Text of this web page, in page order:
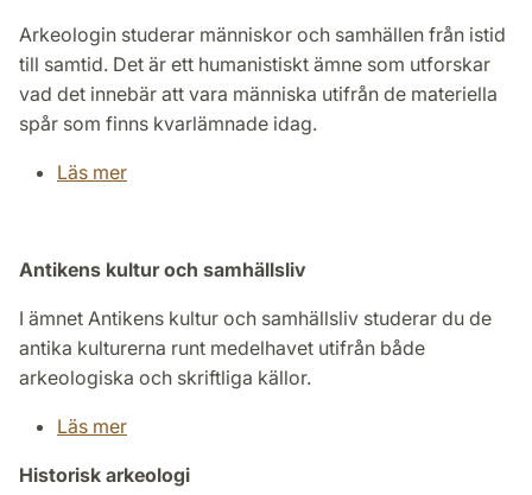
Arkeologin studerar människor och samhällen från istid
till samtid. Det är ett humanistiskt ämne som utforskar
vad det innebär att vara människa utifrån de materiella
spår som finns kvarlämnade idag.
Läs mer
Antikens kultur och samhällsliv
I ämnet Antikens kultur och samhällsliv studerar du de
antika kulturerna runt medelhavet utifrån både
arkeologiska och skriftliga källor.
Läs mer
Historisk arkeologi